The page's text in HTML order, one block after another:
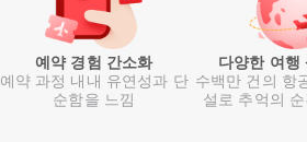
예약 경험 간소화
예약 과정 내내 유연성과 단
순함을 느낌
다양한 여행
수백만 건의 항
설로 추억의